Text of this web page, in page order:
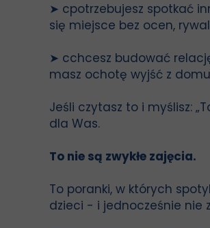
➤ cpotrzebujesz spotkać
się miejsce bez ocen,
➤ cchcesz budować
masz ochotę wyjść z
Jeśli czytasz to i myślisz:
dla Was.
To nie są zwykłe zajęcia.
To poranki, w których
dzieci - i jednocześnie nie